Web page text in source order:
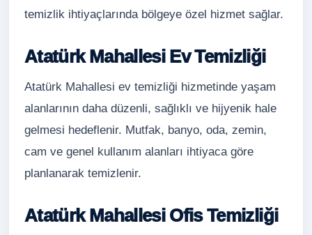
temizlik ihtiyaçlarında bölgeye özel hizmet sağlar.
Atatürk Mahallesi Ev Temizliği
Atatürk Mahallesi ev temizliği hizmetinde yaşam
alanlarının daha düzenli, sağlıklı ve hijyenik hale
gelmesi hedeflenir. Mutfak, banyo, oda, zemin,
cam ve genel kullanım alanları ihtiyaca göre
planlanarak temizlenir.
Atatürk Mahallesi Ofis Temizliği